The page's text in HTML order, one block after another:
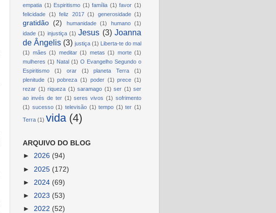
empatia (1) Espiritismo (1) família (1) favor (1)
felicidade (1) feliz 2017 (1) generosidade (1)
gratidão (2) humanidade (1) humano
(1)
idade (1) injustiça (1) Jesus (3) Joanna
de Ângelis (3) justiça (1)
Liberta-te do mal
(1) mães (1) meditar (1) metas (1) morte (1)
mulheres (1) Natal (1) O Evangelho Segundo o
Espiritismo
(1) orar (1) planeta Terra
(1)
plenitude (1) pobreza (1) poder (1) prece (1)
rezar (1) riqueza (1) saramago (1) ser (1) ser
ao invés de ter (1) seres vivos (1) sofrimento
(1) sucesso (1) televisão (1) tempo (1) ter (1)
Terra (1) vida (4)
ARQUIVO DO BLOG
► 2026 (94)
► 2025 (172)
► 2024 (69)
► 2023 (53)
► 2022 (52)